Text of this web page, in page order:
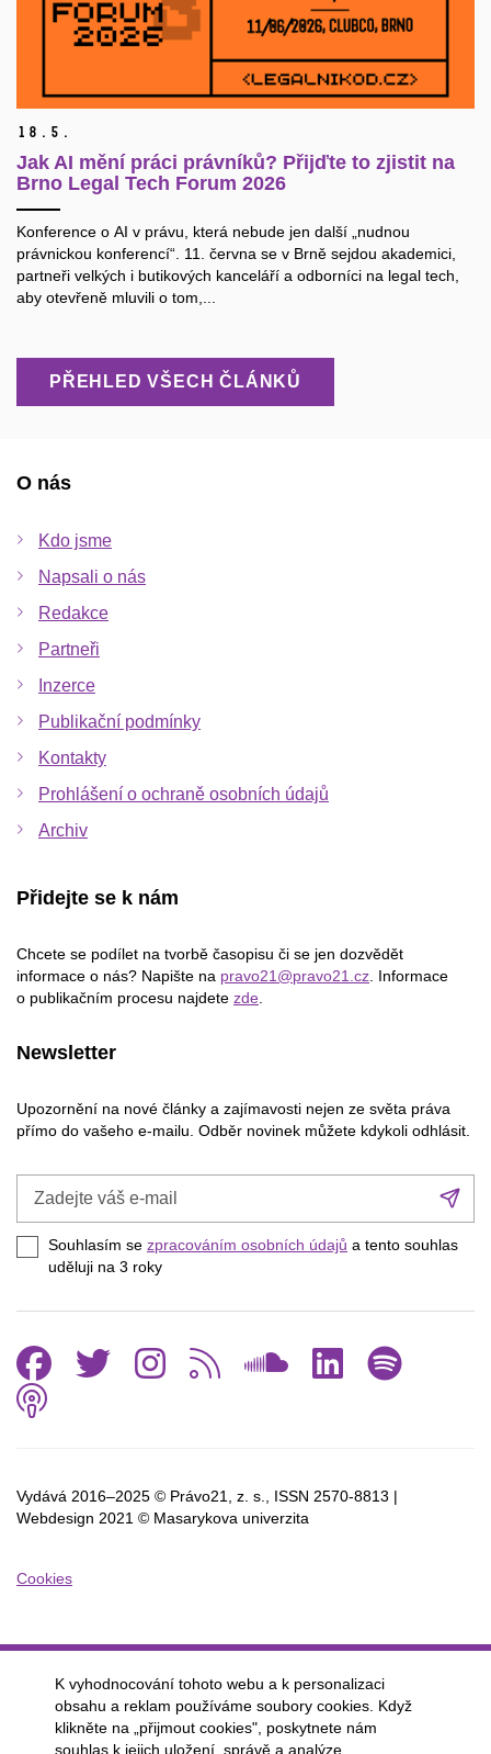
18. 5.
Jak AI mění práci právníků? Přijďte to zjistit na
Brno Legal Tech Forum 2026
Konference o AI v právu, která nebude jen další „nudnou
právnickou konferencí“. 11. června se v Brně sejdou akademici,
partneři velkých i butikových kanceláří a odborníci na legal tech,
aby otevřeně mluvili o tom,...
PŘEHLED VŠECH ČLÁNKŮ
O nás
Kdo jsme
Napsali o nás
Redakce
Partneři
Inzerce
Publikační podmínky
Kontakty
Prohlášení o ochraně osobních údajů
Archiv
Přidejte se k nám
Chcete se podílet na tvorbě časopisu či se jen dozvědět
informace o nás? Napište na pravo21@pravo21.cz . Informace
o publikačním procesu najdete zde
Newsletter
Upozornění na nové články a zajímavosti nejen ze světa práva
přímo do vašeho e-mailu. Odběr novinek můžete kdykoli odhlásit.
e-
mail
Souhlasím se zpracováním osobních údajů a tento souhlas
uděluji na 3 roky
Vydává 2016–2025 © Právo21, z. s., ISSN 2570-8813 |
Webdesign 2021 © Masarykova univerzita
Cookies
Facebook
Twitter
Instagram
RSS
Podcast
K vyhodnocování tohoto webu a k personalizaci
obsahu a reklam používáme soubory cookies. Když
klikněte na „přijmout cookies", poskytnete nám
souhlas k jejich uložení, správě a analýze.